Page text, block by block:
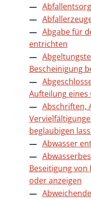
Abgabe für
entrichten
Bescheinigung
Aufteilung eines
Abschriften,
beglaubigen
Abwasser
Beseitigung von
oder anzeigen